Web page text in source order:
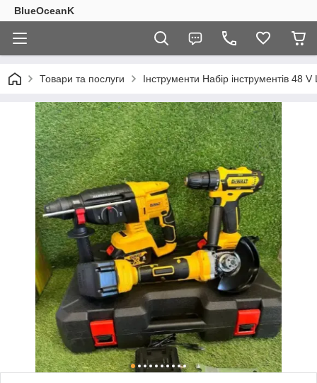
BlueOceanK
Товари та послуги Інструменти Набір інструментів